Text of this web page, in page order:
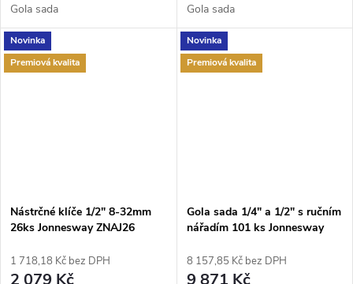
Gola sada Gola sada
Novinka
Premiová kvalita
Nástrčné klíče 1/2" 8-32mm
26ks Jonnesway ZNAJ26
1 718,18 Kč bez DPH
2 079 Kč
Novinka
Premiová kvalita
Gola sada 1/4" a 1/2" s ručním
nářadím 101 ks Jonnesway
8 157,85 Kč bez DPH
9 871 Kč